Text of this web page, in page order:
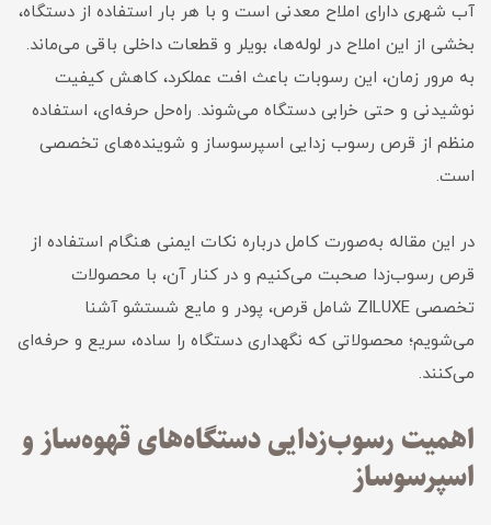
آب شهری دارای املاح معدنی است و با هر بار استفاده از دستگاه،
بخشی از این املاح در لوله‌ها، بویلر و قطعات داخلی باقی می‌ماند.
به مرور زمان، این رسوبات باعث افت عملکرد، کاهش کیفیت
نوشیدنی و حتی خرابی دستگاه می‌شوند. راه‌حل حرفه‌ای، استفاده
منظم از قرص رسوب زدایی اسپرسوساز و شوینده‌های تخصصی
است.
در این مقاله به‌صورت کامل درباره نکات ایمنی هنگام استفاده از
قرص رسوب‌زدا صحبت می‌کنیم و در کنار آن، با محصولات
تخصصی ZILUXE شامل قرص، پودر و مایع شستشو آشنا
می‌شویم؛ محصولاتی که نگهداری دستگاه را ساده، سریع و حرفه‌ای
می‌کنند.
اهمیت رسوب‌زدایی دستگاه‌های قهوه‌ساز و
اسپرسوساز